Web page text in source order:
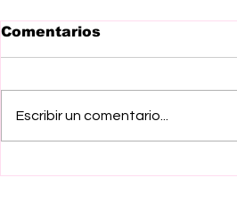
Comentarios
Escribir un comentario...